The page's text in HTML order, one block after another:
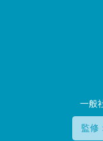
一般
監修